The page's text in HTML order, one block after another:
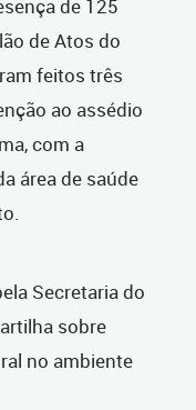
de 125
de Atos do
feitos três
ao assédio
com a
área de saúde
Secretaria do
sobre
no ambiente